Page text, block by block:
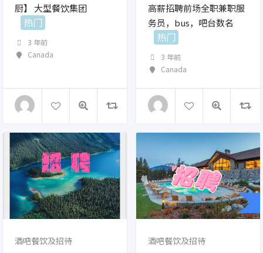
厨】 大型餐饮集团
热门
3 年前
Canada
高薪招聘前场全职兼职服
务员，bus，吧台数名
热门
3 年前
Canada
酒吧餐饮及招待 酒吧餐饮及招待